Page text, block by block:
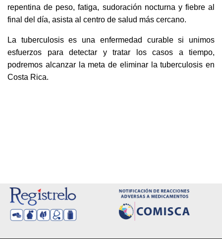
repentina de peso, fatiga, sudoración nocturna y fiebre al
final del día, asista al centro de salud más cercano.
La tuberculosis es una enfermedad curable si unimos
esfuerzos para detectar y tratar los casos a tiempo,
podremos alcanzar la meta de eliminar la tuberculosis en
Costa Rica.